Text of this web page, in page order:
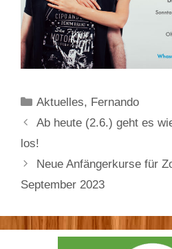
Kategorien
Aktuelles, Fernando
Ab heute (2.6.) geht es
los!
Neue Anfängerkurse für
September 2023